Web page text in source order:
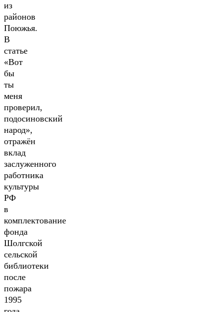
из
районов
Поюжья.
В
статье
«Вот
бы
ты
меня
проверил,
подосиновский
народ»,
отражён
вклад
заслуженного
работника
культуры
РФ
в
комплектование
фонда
Шолгской
сельской
библиотеки
после
пожара
1995